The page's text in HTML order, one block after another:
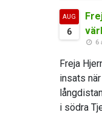
AUG
6
6
Freja
insats
i södra